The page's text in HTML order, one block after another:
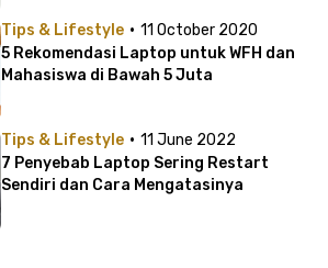
Tips & Lifestyle · 11 October 2020
5 Rekomendasi Laptop untuk WFH dan
Mahasiswa di Bawah 5 Juta
Tips & Lifestyle · 11 June 2022
7 Penyebab Laptop Sering Restart
Sendiri dan Cara Mengatasinya